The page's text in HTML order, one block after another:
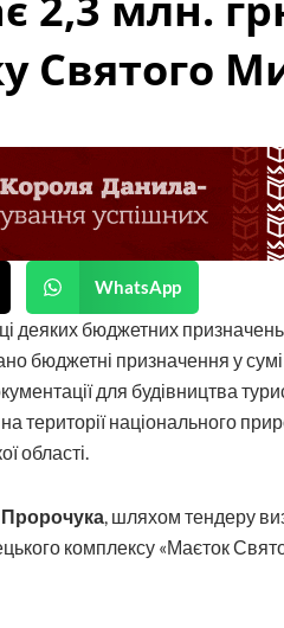
Святого
WhatsApp
деяких бюджетних
бюджетні призначення у
для будівництва
території національного
області.
, шляхом тендеру
комплексу «Маєток